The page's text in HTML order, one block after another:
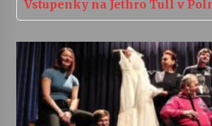
Vstupenky na Jethro Tull v